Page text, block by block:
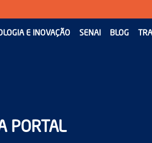
E INOVAÇÃO SENAI BLOG
PORTAL